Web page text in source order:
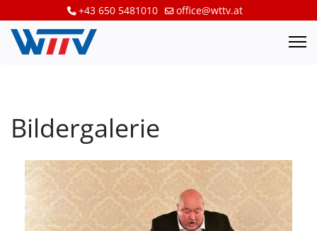
+43 650 5481010 office@wttv.at
Bildergalerie